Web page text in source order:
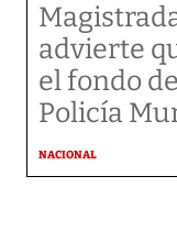
advierte
el fondo
Policía
NACIONAL